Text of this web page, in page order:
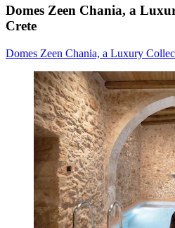
Domes Zeen Chania, a
Crete
Domes Zeen Chania, a Luxury